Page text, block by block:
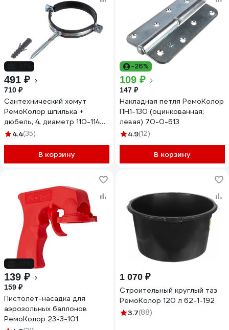
491 ₽
710 ₽
Сантехнический хомут
РемоКолор шпилька +
дюбель, 4, диаметр 110-114
мм 47-5-094
4.4(35)
В корзину
-26%
109 ₽
147 ₽
Накладная петля РемоКолор
ПН1-130 (оцинкованная;
левая) 70-0-613
4.9(12)
В корзину
139 ₽
159 ₽
Пистолет-насадка для
аэрозольных баллонов
РемоКолор 23-3-101
1 070 ₽
Строительный круглый таз
РемоКолор 120 л 62-1-192
3.7(88)